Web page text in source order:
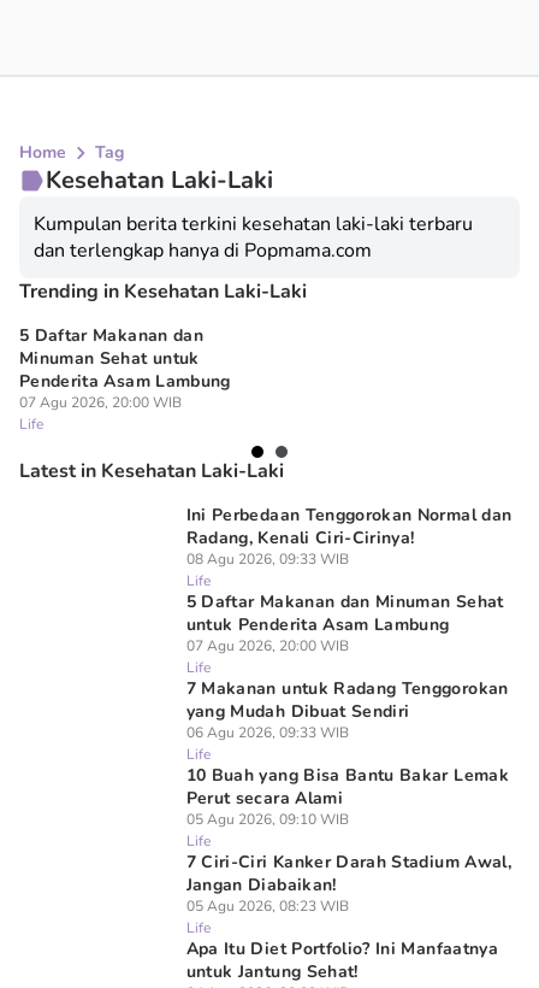
Home Tag
Kesehatan Laki-Laki
Kumpulan berita terkini kesehatan laki-laki terbaru
dan terlengkap hanya di Popmama.com
Trending in Kesehatan Laki-Laki
5 Daftar Makanan dan
Minuman Sehat untuk
Penderita Asam Lambung
07 Agu 2026, 20:00 WIB
Life
Latest in Kesehatan Laki-Laki
Ini Perbedaan Tenggorokan Normal dan
Radang, Kenali Ciri-Cirinya!
08 Agu 2026, 09:33 WIB
Life
5 Daftar Makanan dan Minuman Sehat
untuk Penderita Asam Lambung
07 Agu 2026, 20:00 WIB
Life
7 Makanan untuk Radang Tenggorokan
yang Mudah Dibuat Sendiri
06 Agu 2026, 09:33 WIB
Life
10 Buah yang Bisa Bantu Bakar Lemak
Perut secara Alami
05 Agu 2026, 09:10 WIB
Life
7 Ciri-Ciri Kanker Darah Stadium Awal,
Jangan Diabaikan!
05 Agu 2026, 08:23 WIB
Life
Apa Itu Diet Portfolio? Ini Manfaatnya
untuk Jantung Sehat!